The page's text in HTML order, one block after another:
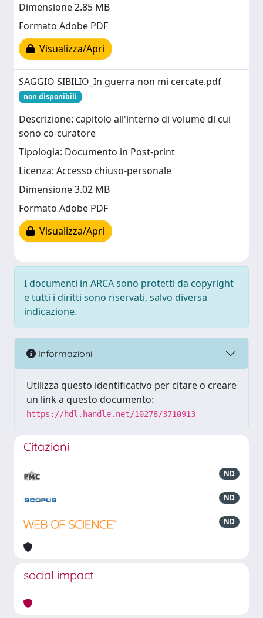
Dimensione 2.85 MB
Formato Adobe PDF
Visualizza/Apri
SAGGIO SIBILIO_In guerra non mi cercate.pdf
non disponibili
Descrizione: capitolo all'interno di volume di cui
sono co-curatore
Tipologia: Documento in Post-print
Licenza: Accesso chiuso-personale
Dimensione 3.02 MB
Formato Adobe PDF
Visualizza/Apri
I documenti in ARCA sono protetti da copyright
e tutti i diritti sono riservati, salvo diversa
indicazione.
Informazioni
Utilizza questo identificativo per citare o creare
un link a questo documento:
https://hdl.handle.net/10278/3710913
Citazioni
ND
ND
ND
social impact